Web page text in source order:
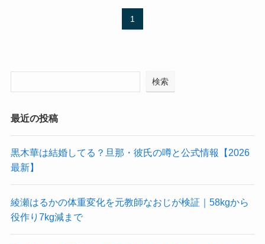
1
検索
最近の投稿
黒木華は結婚してる？旦那・彼氏の噂と公式情報【2026
最新】
綾瀬はるかの体重変化を元教師なおじが検証｜58kgから
役作り7kg減まで